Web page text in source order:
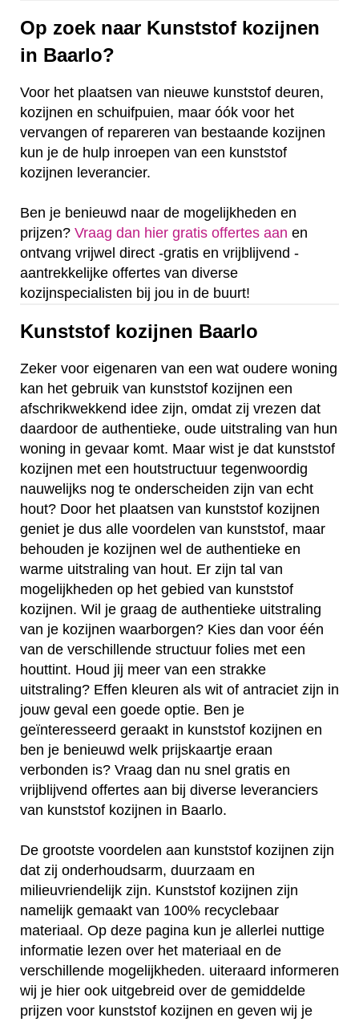
Op zoek naar Kunststof kozijnen
in Baarlo?
Voor het plaatsen van nieuwe kunststof deuren,
kozijnen en schuifpuien, maar óók voor het
vervangen of repareren van bestaande kozijnen
kun je de hulp inroepen van een kunststof
kozijnen leverancier.
Ben je benieuwd naar de mogelijkheden en
prijzen? Vraag dan hier gratis offertes aan en
ontvang vrijwel direct -gratis en vrijblijvend -
aantrekkelijke offertes van diverse
kozijnspecialisten bij jou in de buurt!
Kunststof kozijnen Baarlo
Zeker voor eigenaren van een wat oudere woning
kan het gebruik van kunststof kozijnen een
afschrikwekkend idee zijn, omdat zij vrezen dat
daardoor de authentieke, oude uitstraling van hun
woning in gevaar komt. Maar wist je dat kunststof
kozijnen met een houtstructuur tegenwoordig
nauwelijks nog te onderscheiden zijn van echt
hout? Door het plaatsen van kunststof kozijnen
geniet je dus alle voordelen van kunststof, maar
behouden je kozijnen wel de authentieke en
warme uitstraling van hout. Er zijn tal van
mogelijkheden op het gebied van kunststof
kozijnen. Wil je graag de authentieke uitstraling
van je kozijnen waarborgen? Kies dan voor één
van de verschillende structuur folies met een
houttint. Houd jij meer van een strakke
uitstraling? Effen kleuren als wit of antraciet zijn in
jouw geval een goede optie. Ben je
geïnteresseerd geraakt in kunststof kozijnen en
ben je benieuwd welk prijskaartje eraan
verbonden is? Vraag dan nu snel gratis en
vrijblijvend offertes aan bij diverse leveranciers
van kunststof kozijnen in Baarlo.
De grootste voordelen aan kunststof kozijnen zijn
dat zij onderhoudsarm, duurzaam en
milieuvriendelijk zijn. Kunststof kozijnen zijn
namelijk gemaakt van 100% recyclebaar
materiaal. Op deze pagina kun je allerlei nuttige
informatie lezen over het materiaal en de
verschillende mogelijkheden. uiteraard informeren
wij je hier ook uitgebreid over de gemiddelde
prijzen voor kunststof kozijnen en geven wij je